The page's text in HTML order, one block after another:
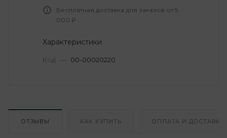
Бесплатная доставка для заказов от 5
000 ₽
Характеристики
Код — 00-00020220
ОТЗЫВЫ КАК КУПИТЬ ОПЛАТА И ДОСТАВКА